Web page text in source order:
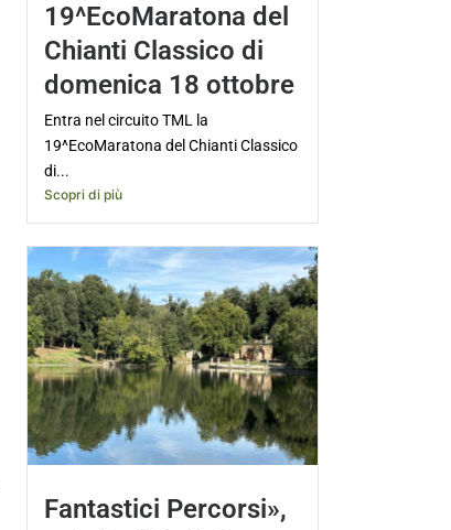
19^EcoMaratona del
Chianti Classico di
domenica 18 ottobre
Entra nel circuito TML la
19^EcoMaratona del Chianti Classico
di...
Scopri di più
Fantastici Percorsi»,